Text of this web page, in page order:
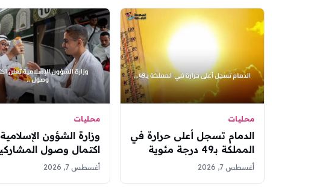
محليات
الدمام تسجل أعلى حرارة في
المملكة بـ49 درجة مئوية
وأبها الأدنى بـ20 درجة
أغسطس 7, 2026
محليات
وزارة الشؤون
اكتمال وصول
في مسابقة الملك
أغسطس 7, 2026